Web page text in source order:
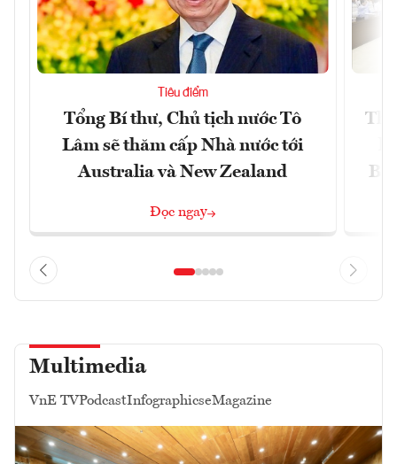
Tiêu điểm
Tổng Bí thư, Chủ tịch nước Tô
Lâm sẽ thăm cấp Nhà nước tới
Australia và New Zealand
Đọc ngay
Multimedia
VnE TVPodcastInfographicseMagazine